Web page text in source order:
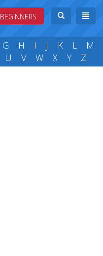
BEGINNERS
G H I J K L
M
U V W X Y Z